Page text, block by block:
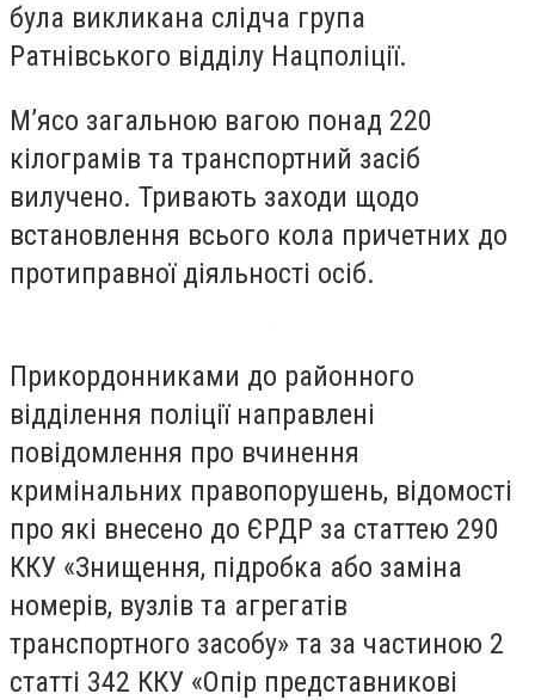
була викликана слідча група
Ратнівського відділу Нацполіції.
М’ясо загальною вагою понад 220
кілограмів та транспортний засіб
вилучено. Тривають заходи щодо
встановлення всього кола причетних до
протиправної діяльності осіб.
Прикордонниками до районного
відділення поліції направлені
повідомлення про вчинення
кримінальних правопорушень, відомості
про які внесено до ЄРДР за статтею 290
ККУ «Знищення, підробка або заміна
номерів, вузлів та агрегатів
транспортного засобу» та за частиною 2
статті 342 ККУ «Опір представникові